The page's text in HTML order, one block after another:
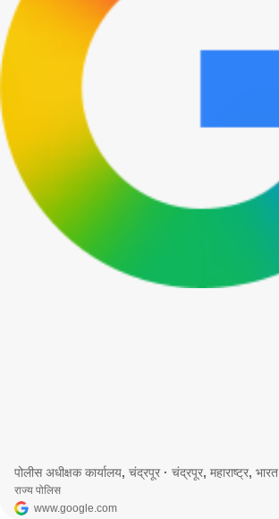
पोलीस अधीक्षक कार्यालय, चंद्रपूर · चंद्रपूर, महाराष्ट्र, भारत
राज्य पोलिस
www.google.com